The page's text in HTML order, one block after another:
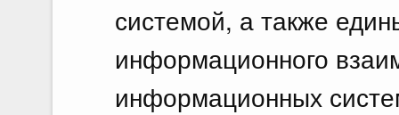
системой, а также
информационного
информационных